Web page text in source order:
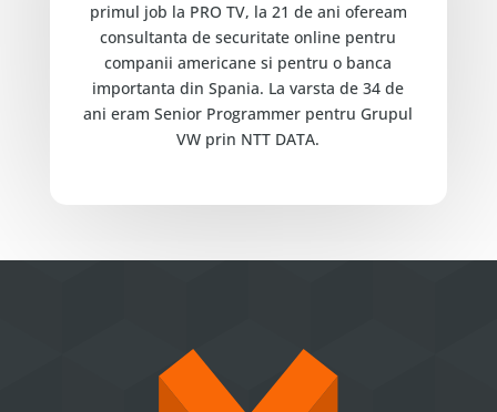
primul job la PRO TV, la 21 de ani ofeream
consultanta de securitate online pentru
companii americane si pentru o banca
importanta din Spania. La varsta de 34 de
ani eram Senior Programmer pentru Grupul
VW prin NTT DATA.